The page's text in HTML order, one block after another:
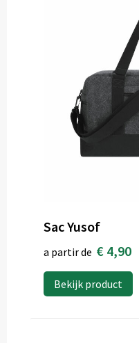
Sac Yusof
a partir de € 4,90
Bekijk product